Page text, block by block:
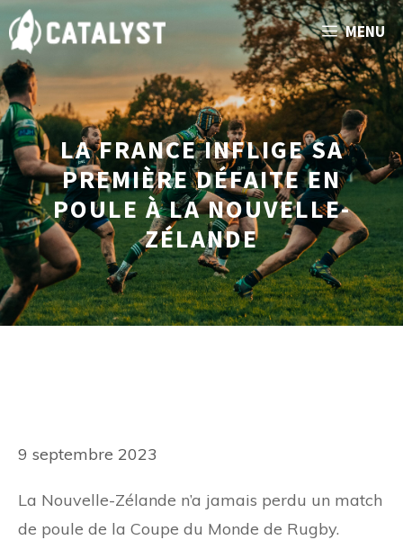
Aller
au
contenu
MENU
LA FRANCE INFLIGE SA
PREMIÈRE DÉFAITE EN
POULE À LA NOUVELLE-
ZÉLANDE
9 septembre 2023
La Nouvelle-Zélande n’a jamais perdu un match
de poule de la Coupe du Monde de Rugby.